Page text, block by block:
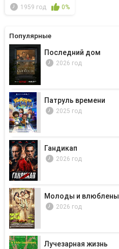
Популярные
Последний дом
2026 год
Патруль времени
2025 год
Гандикап
2026 год
Молоды и влюблены
2026 год
Лучезарная жизнь
1959 год 0%